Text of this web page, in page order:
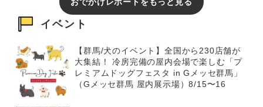
イベント
【群馬/犬のイベント】全国から230店舗が
大集結！ 冷房完備の屋内会場で楽しむ「プ
レミアムドッグフェスタ in Gメッセ群馬」
（Gメッセ群馬 屋内展示場）8/15〜16